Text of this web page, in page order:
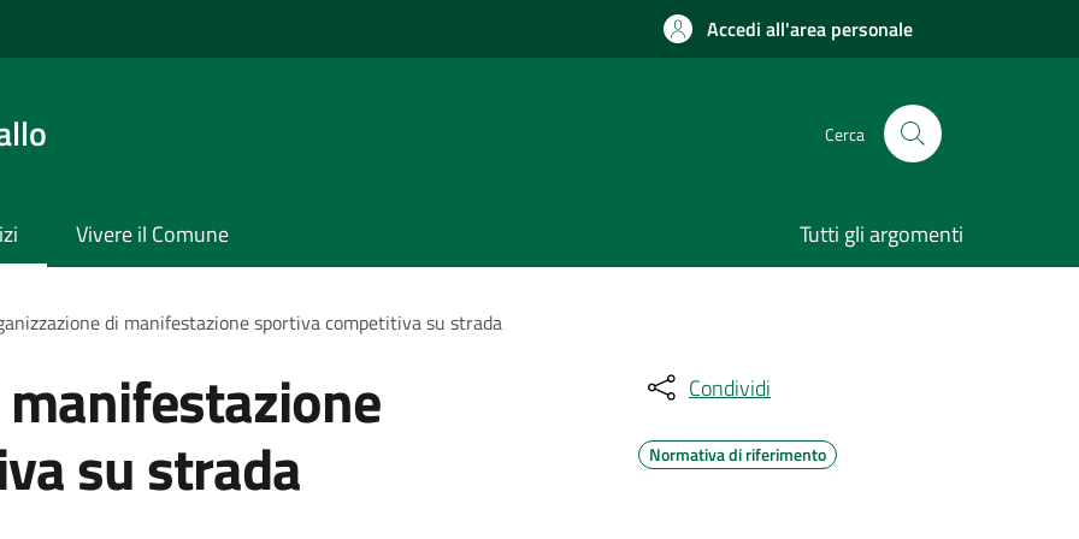
Accedi all'area personale
Cerca
Vivere il Comune Tutti gli argomenti
di manifestazione sportiva competitiva su strada
su strada
Condividi
Normativa di riferimento